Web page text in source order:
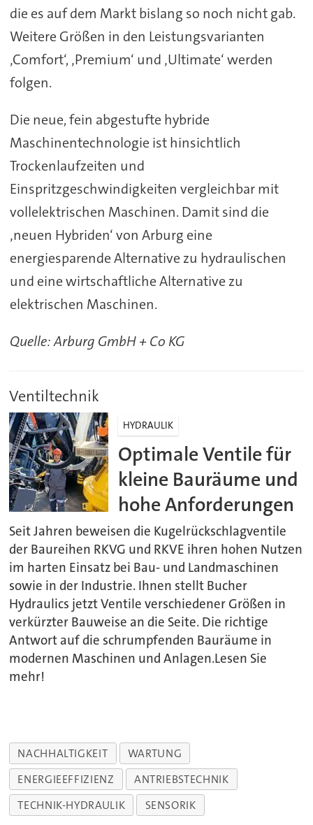
die es auf dem Markt bislang so noch nicht gab.
Weitere Größen in den Leistungsvarianten
‚Comfort‘, ‚Premium‘ und ‚Ultimate‘ werden
folgen.
Die neue, fein abgestufte hybride
Maschinentechnologie ist hinsichtlich
Trockenlaufzeiten und
Einspritzgeschwindigkeiten vergleichbar mit
vollelektrischen Maschinen. Damit sind die
‚neuen Hybriden‘ von Arburg eine
energiesparende Alternative zu hydraulischen
und eine wirtschaftliche Alternative zu
elektrischen Maschinen.
Quelle: Arburg GmbH + Co KG
Ventiltechnik
HYDRAULIK
Optimale Ventile für
kleine Bauräume und
hohe Anforderungen
Seit Jahren beweisen die Kugelrückschlagventile
der Baureihen RKVG und RKVE ihren hohen Nutzen
im harten Einsatz bei Bau- und Landmaschinen
sowie in der Industrie. Ihnen stellt Bucher
Hydraulics jetzt Ventile verschiedener Größen in
verkürzter Bauweise an die Seite. Die richtige
Antwort auf die schrumpfenden Bauräume in
modernen Maschinen und Anlagen.Lesen Sie
mehr!
NACHHALTIGKEIT
WARTUNG
ENERGIEEFFIZIENZ
ANTRIEBSTECHNIK
TECHNIK-HYDRAULIK
SENSORIK